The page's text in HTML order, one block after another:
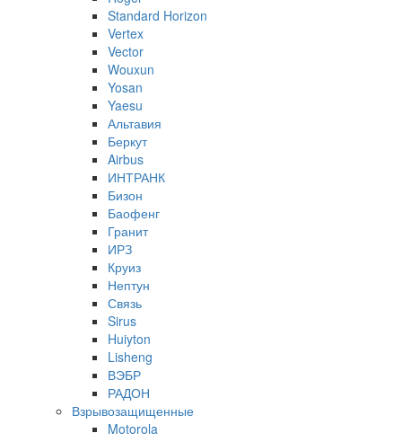
Standard Horizon
Vertex
Vector
Wouxun
Yosan
Yaesu
Альтавия
Беркут
Airbus
ИНТРАНК
Бизон
Баофенг
Гранит
ИРЗ
Круиз
Нептун
Связь
Sirus
Huiyton
Lisheng
ВЭБР
РАДОН
Взрывозащищенные
Motorola